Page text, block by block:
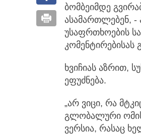
ბომბეიმდე
ასამართლებენ, -
უსაფრთხოების
კომენტირებისას
ხვიჩიას აზრით,
ეფუძნება.
„არ ვიცი, რა
გლობალური
ვერსია, რასაც